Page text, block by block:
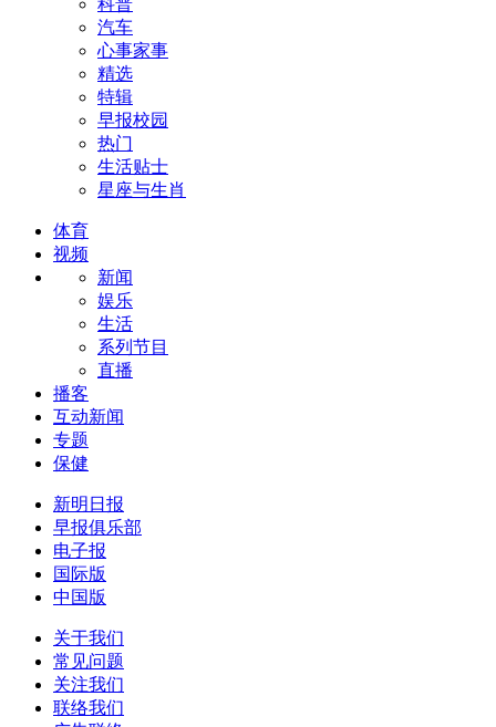
科普
汽车
心事家事
精选
特辑
早报校园
热门
生活贴士
星座与生肖
体育
视频
新闻
娱乐
生活
系列节目
直播
播客
互动新闻
专题
保健
新明日报
早报俱乐部
电子报
国际版
中国版
关于我们
常见问题
关注我们
联络我们